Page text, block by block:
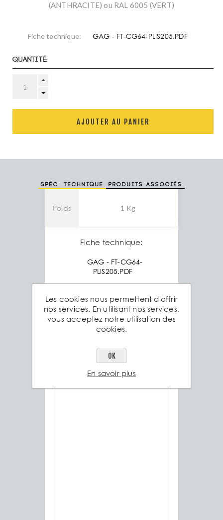
(ANTHRACITE) ou RAL 6005 (VERT)
Fiche technique: GAG - FT-CG64-PLIS205.PDF
Quantité:
AJOUTER AU PANIER
Spéc. technique Produits associés
Poids 1 Kg
Fiche technique:
GAG - FT-CG64-
PLIS205.PDF
Les cookies nous permettent d'offrir
nos services. En utilisant nos services,
vous acceptez notre utilisation des
cookies.
OK
En savoir plus